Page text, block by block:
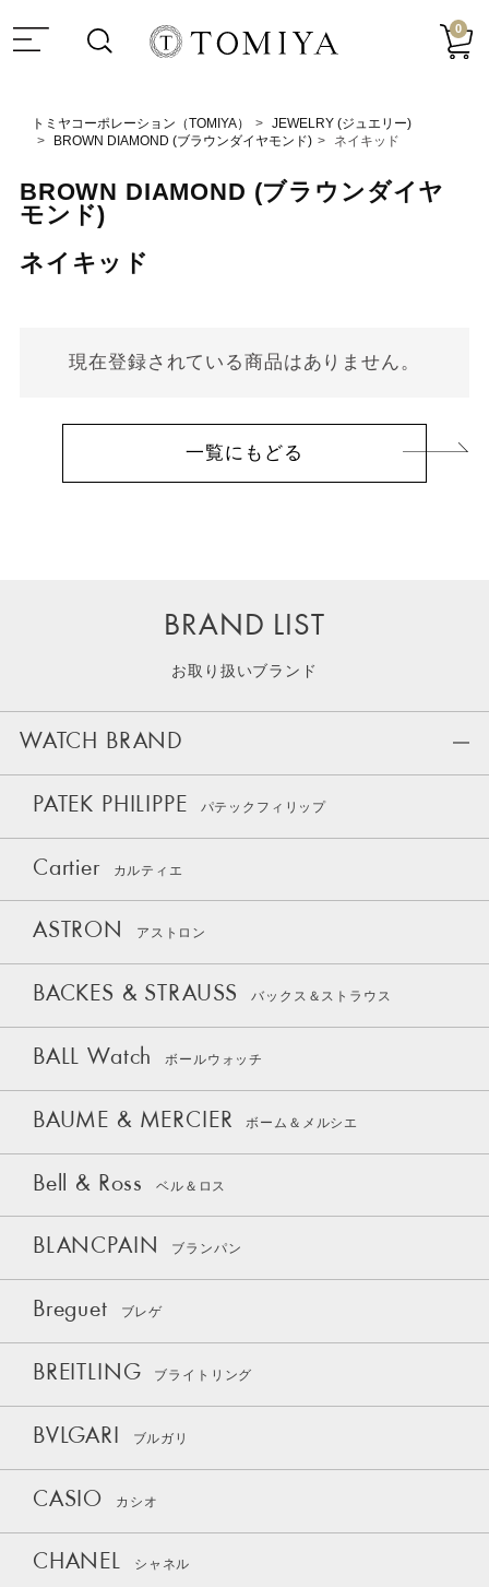
0
トミヤコーポレーション（TOMIYA）
JEWELRY (ジュエリー)
BROWN DIAMOND (ブラウンダイヤモンド)
ネイキッド
BROWN DIAMOND (ブラウンダイヤ
モンド)
ネイキッド
現在登録されている商品はありません。
一覧にもどる
BRAND LIST
お取り扱いブランド
WATCH BRAND
PATEK PHILIPPE パテックフィリップ
Cartier カルティエ
ASTRON アストロン
BACKES & STRAUSS バックス＆ストラウス
BALL Watch ボールウォッチ
BAUME & MERCIER ボーム＆メルシエ
Bell & Ross ベル＆ロス
BLANCPAIN ブランパン
Breguet ブレゲ
BREITLING ブライトリング
BVLGARI ブルガリ
CASIO カシオ
CHANEL シャネル